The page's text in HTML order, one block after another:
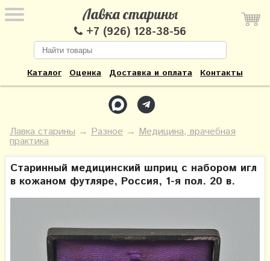
Лавка старины
+7 (926) 128-38-56
Каталог Оценка Доставка и оплата Контакты
Лавка старины → Разное → Медицина, врачебная
практика
Старинный медицинский шприц с набором игл
в кожаном футляре, Россия, 1-я пол. 20 в.